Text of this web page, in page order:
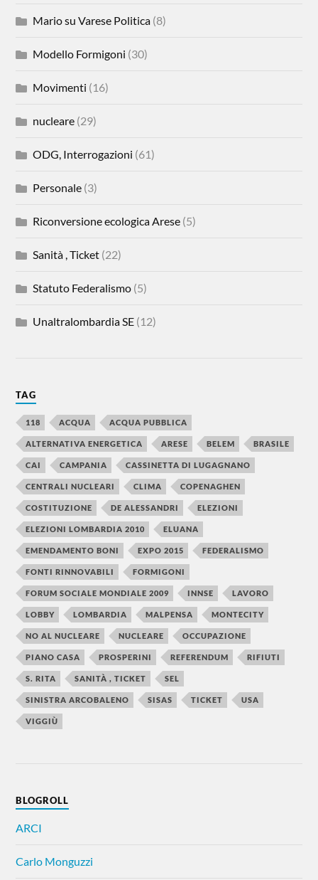
Mario su Varese Politica (8)
Modello Formigoni (30)
Movimenti (16)
nucleare (29)
ODG, Interrogazioni (61)
Personale (3)
Riconversione ecologica Arese (5)
Sanità , Ticket (22)
Statuto Federalismo (5)
Unaltralombardia SE (12)
TAG
118 ACQUA ACQUA PUBBLICA
ALTERNATIVA ENERGETICA ARESE BELEM BRASILE
CAI CAMPANIA CASSINETTA DI LUGAGNANO
CENTRALI NUCLEARI CLIMA COPENAGHEN
COSTITUZIONE DE ALESSANDRI ELEZIONI
ELEZIONI LOMBARDIA 2010 ELUANA
EMENDAMENTO BONI EXPO 2015 FEDERALISMO
FONTI RINNOVABILI FORMIGONI
FORUM SOCIALE MONDIALE 2009 INNSE LAVORO
LOBBY LOMBARDIA MALPENSA MONTECITY
NO AL NUCLEARE NUCLEARE OCCUPAZIONE
PIANO CASA PROSPERINI REFERENDUM RIFIUTI
S. RITA SANITÀ , TICKET SEL
SINISTRA ARCOBALENO SISAS TICKET USA
VIGGIÙ
BLOGROLL
ARCI
Carlo Monguzzi